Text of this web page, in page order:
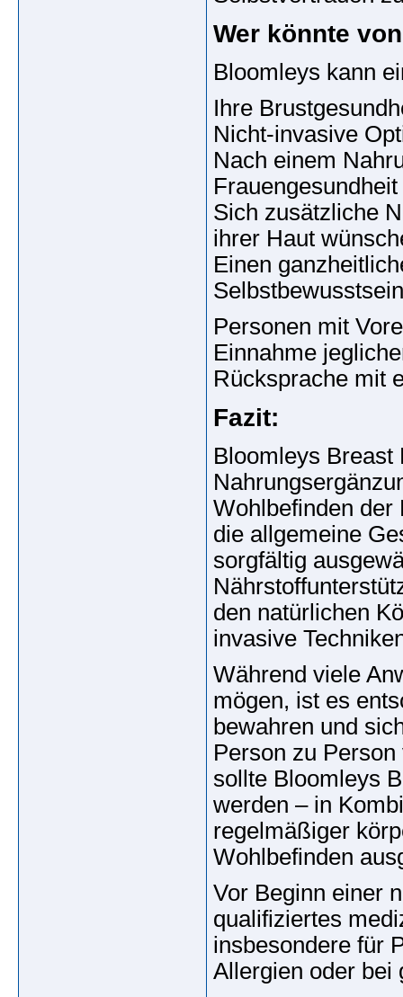
Wer könnte
Bloomleys kann
Ihre
Nicht-invasive
Nach einem
Sich zusätzliche
ihrer Haut
Einen
Personen mit
Einnahme
Rücksprache mit
Fazit:
Bloomleys Breast
Wohlbefinden der
die allgemeine
sorgfältig
den natürlichen
invasive
Während viele
mögen, ist es
bewahren und
Person zu
sollte Bloomleys
werden – in
regelmäßiger
Wohlbefinden
Vor Beginn einer
qualifiziertes
insbesondere für
Allergien oder bei